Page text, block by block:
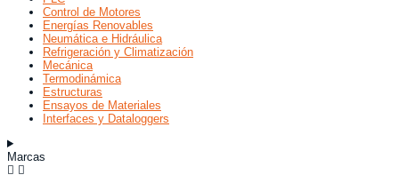
Control de Motores
Energías Renovables
Neumática e Hidráulica
Refrigeración y Climatización
Mecánica
Termodinámica
Estructuras
Ensayos de Materiales
Interfaces y Dataloggers
Marcas